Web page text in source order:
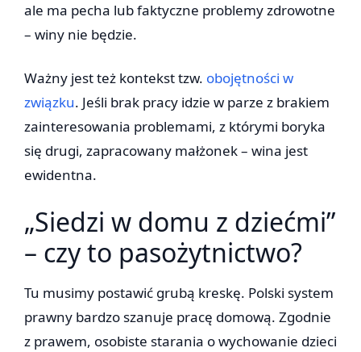
ale ma pecha lub faktyczne problemy zdrowotne
– winy nie będzie.
Ważny jest też kontekst tzw. obojętności w
związku. Jeśli brak pracy idzie w parze z brakiem
zainteresowania problemami, z którymi boryka
się drugi, zapracowany małżonek – wina jest
ewidentna.
„Siedzi w domu z dziećmi”
– czy to pasożytnictwo?
Tu musimy postawić grubą kreskę. Polski system
prawny bardzo szanuje pracę domową. Zgodnie
z prawem, osobiste starania o wychowanie dzieci